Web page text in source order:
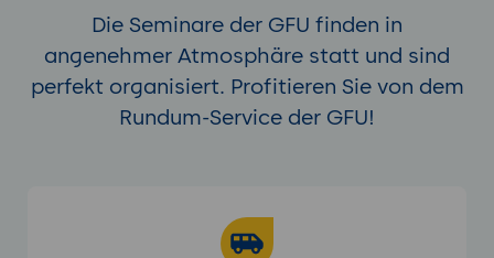
Die Seminare der GFU finden in
angenehmer Atmosphäre statt und sind
perfekt organisiert. Profitieren Sie von dem
Rundum-Service der GFU!